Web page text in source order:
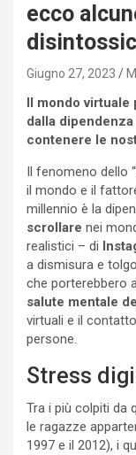
ecco
Giugno 27, 2023
Il mondo
dalla
contenere le
Il fenomeno dello “
il mondo e il
millennio è la
scrollare nei
realistici – di
a dismisura e
che porterebbero
salute mentale
virtuali e il
persone.
Stress
Tra i più colpiti da
le ragazze
1997 e il 2012), i